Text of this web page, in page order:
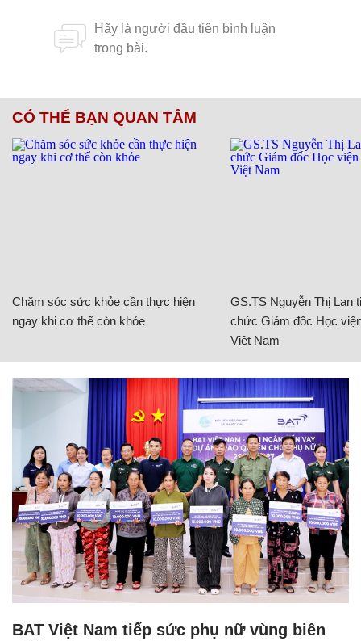
CÓ THỂ BẠN QUAN TÂM
Chăm sóc sức khỏe cần thực hiện
ngay khi cơ thể còn khỏe
GS.TS Nguyễn Thị Lan
chức Giám đốc Học
Việt Nam
BAT Việt Nam tiếp sức phụ nữ vùng biên